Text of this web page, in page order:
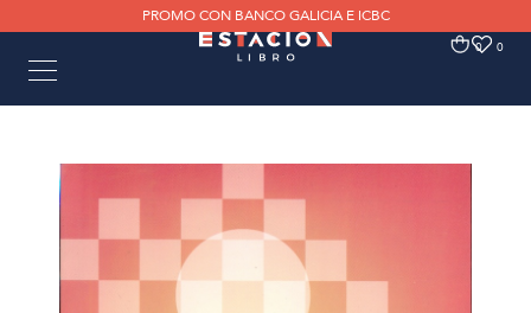
PROMO CON BANCO GALICIA E ICBC
0 0